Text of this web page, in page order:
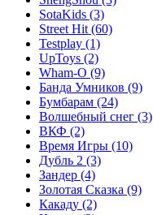
SotaKids (3)
Street Hit (60)
Testplay (1)
UpToys (2)
Wham-O (9)
Банда Умников (9)
Бумбарам (24)
Волшебный снег (3)
ВКФ (2)
Время Игры (10)
Дубль 2 (3)
Зандер (4)
Золотая Сказка (9)
Какаду (2)